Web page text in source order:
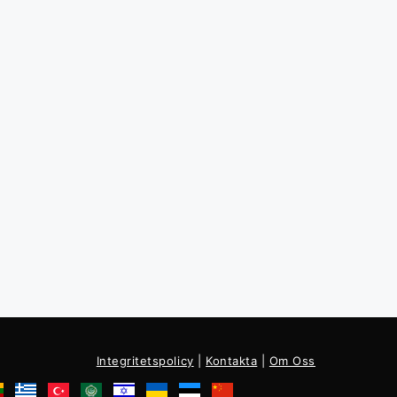
Integritetspolicy Kontakta Om Oss